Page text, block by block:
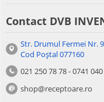
Contact DVB
Str. Drumul Fermei Nr.
Cod Poștal 077160
021 250 78 78 - 0741
shop@receptoare.ro